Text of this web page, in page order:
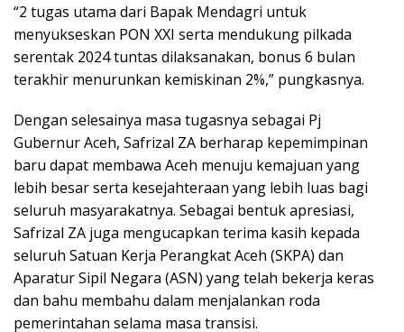
“2 tugas utama dari Bapak Mendagri untuk
menyukseskan PON XXI serta mendukung pilkada
serentak 2024 tuntas dilaksanakan, bonus 6 bulan
terakhir menurunkan kemiskinan 2%,” pungkasnya.
Dengan selesainya masa tugasnya sebagai Pj
Gubernur Aceh, Safrizal ZA berharap kepemimpinan
baru dapat membawa Aceh menuju kemajuan yang
lebih besar serta kesejahteraan yang lebih luas bagi
seluruh masyarakatnya. Sebagai bentuk apresiasi,
Safrizal ZA juga mengucapkan terima kasih kepada
seluruh Satuan Kerja Perangkat Aceh (SKPA) dan
Aparatur Sipil Negara (ASN) yang telah bekerja keras
dan bahu membahu dalam menjalankan roda
pemerintahan selama masa transisi.